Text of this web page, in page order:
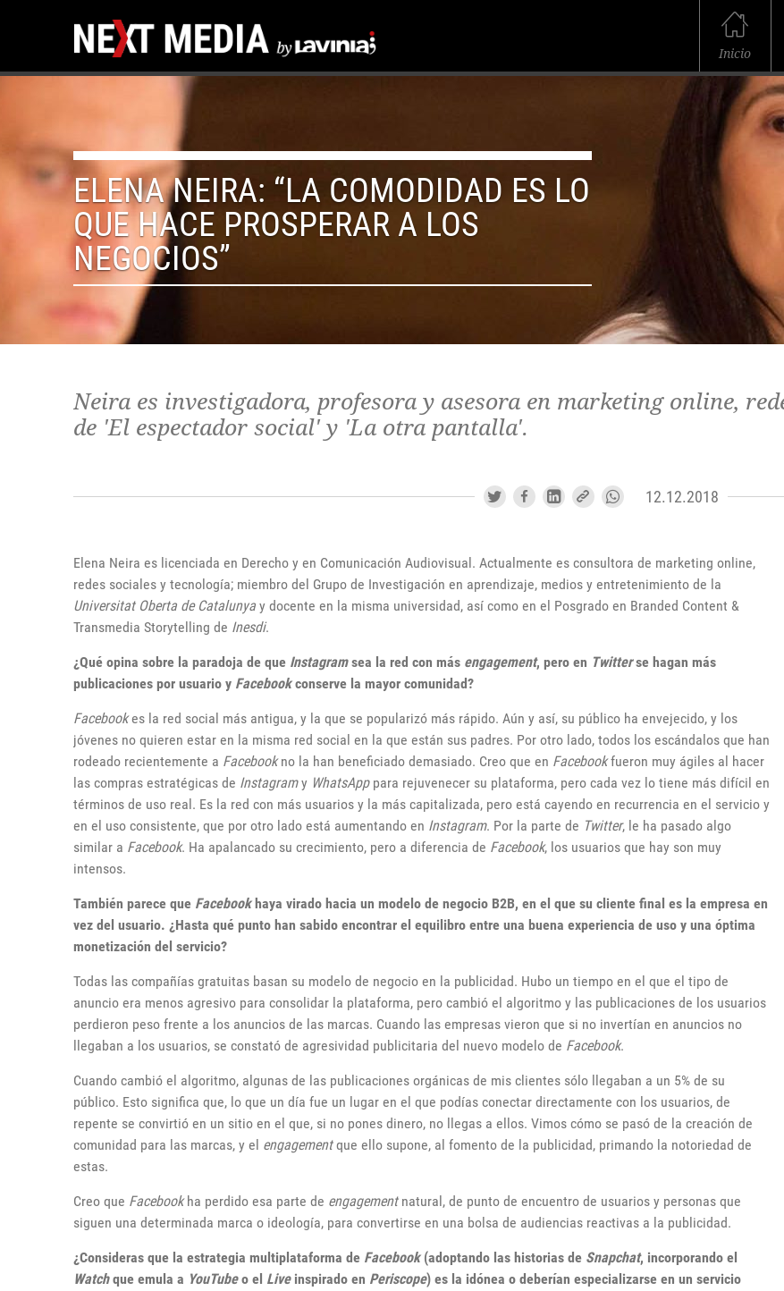
Inicio
ELENA NEIRA: “LA COMODIDAD ES LO
QUE HACE PROSPERAR A LOS
NEGOCIOS”
Neira es investigadora, profesora y asesora en marketing online,
de 'El espectador social' y 'La otra pantalla'.
12.12.2018
Elena Neira es licenciada en Derecho y en Comunicación Audiovisual. Actualmente es consultora de marketing online,
redes sociales y tecnología; miembro del Grupo de Investigación en aprendizaje, medios y entretenimiento de la
Universitat Oberta de Catalunya y docente en la misma universidad, así como en el Posgrado en Branded Content &
Transmedia Storytelling de Inesdi.
¿Qué opina sobre la paradoja de que Instagramsea la red con más engagement, pero en Twitterse hagan más
publicaciones por usuario y Facebookconserve la mayor comunidad?
Facebookes la red social más antigua, y la que se popularizó más rápido. Aún y así, su público ha envejecido, y los
jóvenes no quieren estar en la misma red social en la que están sus padres. Por otro lado, todos los escándalos que han
rodeado recientemente a Facebookno la han beneficiado demasiado. Creo que en Facebookfueron muy ágiles al hacer
las compras estratégicas de Instagramy WhatsApppara rejuvenecer su plataforma, pero cada vez lo tiene más difícil en
términos de uso real. Es la red con más usuarios y la más capitalizada, pero está cayendo en recurrencia en el servicio y
en el uso consistente, que por otro lado está aumentando en Instagram. Por la parte de Twitter, le ha pasado algo
similar a Facebook. Ha apalancado su crecimiento, pero a diferencia de Facebook, los usuarios que hay son muy
intensos.
También parece que Facebookhaya virado hacia un modelo de negocio B2B, en el que su cliente final es la empresa en
vez del usuario. ¿Hasta qué punto han sabido encontrar el equilibro entre una buena experiencia de uso y una óptima
monetización del servicio?
Todas las compañías gratuitas basan su modelo de negocio en la publicidad. Hubo un tiempo en el que el tipo de
anuncio era menos agresivo para consolidar la plataforma, pero cambió el algoritmo y las publicaciones de los usuarios
perdieron peso frente a los anuncios de las marcas. Cuando las empresas vieron que si no invertían en anuncios no
llegaban a los usuarios, se constató de agresividad publicitaria del nuevo modelo de Facebook.
Cuando cambió el algoritmo, algunas de las publicaciones orgánicas de mis clientes sólo llegaban a un 5% de su
público. Esto significa que, lo que un día fue un lugar en el que podías conectar directamente con los usuarios, de
repente se convirtió en un sitio en el que, si no pones dinero, no llegas a ellos. Vimos cómo se pasó de la creación de
comunidad para las marcas, y el engagementque ello supone, al fomento de la publicidad, primando la notoriedad de
estas.
Creo que Facebookha perdido esa parte de engagementnatural, de punto de encuentro de usuarios y personas que
siguen una determinada marca o ideología, para convertirse en una bolsa de audiencias reactivas a la publicidad.
¿Consideras que la estrategia multiplataforma de Facebook(adoptando las historias de Snapchat, incorporando el
Watchque emula a YouTubeo el Liveinspirado en Periscope) es la idónea o deberían especializarse en un servicio